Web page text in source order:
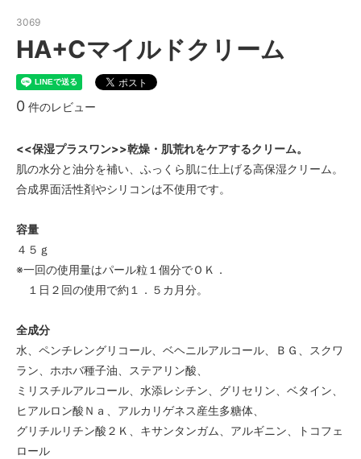
3069
HA+Cマイルドクリーム
0 件のレビュー
<<保湿プラスワン>>乾燥・肌荒れをケアするクリーム。
肌の水分と油分を補い、ふっくら肌に仕上げる高保湿クリーム。
合成界面活性剤やシリコンは不使用です。
容量
４５ｇ
※一回の使用量はパール粒１個分でＯＫ．
１日２回の使用で約１．５カ月分。
全成分
水、ペンチレングリコール、ベヘニルアルコール、ＢＧ、スクワ
ラン、ホホバ種子油、ステアリン酸、
ミリスチルアルコール、水添レシチン、グリセリン、ベタイン、
ヒアルロン酸Ｎａ、アルカリゲネス産生多糖体、
グリチルリチン酸２Ｋ、キサンタンガム、アルギニン、トコフェ
ロール